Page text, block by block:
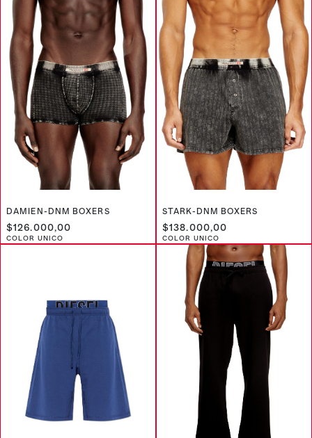
DAMIEN-DNM BOXERS
$126.000,00
COLOR UNICO
STARK-DNM BOXERS
$138.000,00
COLOR UNICO